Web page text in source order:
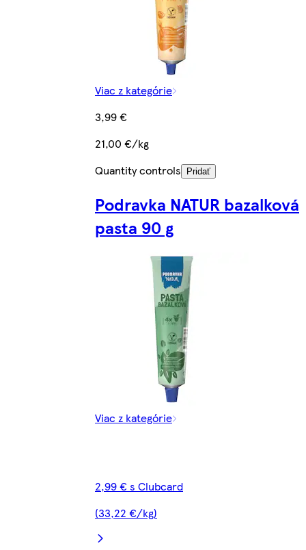
Viac z kategórie
3,99 €
21,00 €/kg
Quantity controls
Pridať
Podravka NATUR bazalková
pasta 90 g
Viac z kategórie
2,99 € s Clubcard
(33,22 €/kg)